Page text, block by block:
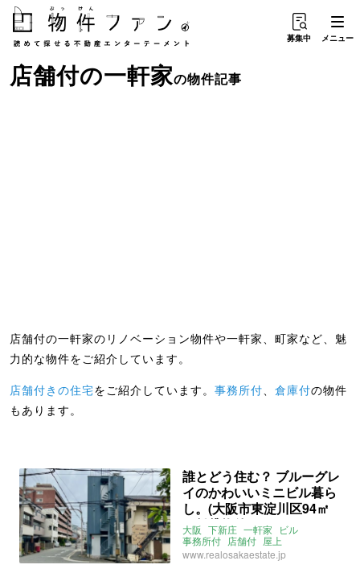
募集中 メニュー
店舗付の一軒家の物件記事
店舗付の一軒家のリノベーション物件や一軒家、町家など、魅
力的な物件をご紹介しています。
店舗付きの住宅をご紹介しています。 事務所付、 倉庫付の物件
もあります。
誰とどう住む？ ブルーグレ
イのかわいいミニビル暮ら
し。(大阪市東淀川区94㎡
の賃貸物件)
大阪 下新庄 一軒家
ビル
事務所付 店舗付 屋上
ゲストルーム 二世帯 賃貸
www.realosakaestate.jp